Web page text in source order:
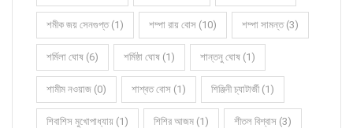
শমীক জয় সেনগুপ্ত (1) শম্পা রায় বোস (10) শম্পা সামন্ত (3)
শর্মিলা ঘোষ (6) শর্মিষ্ঠা ঘোষ (1) শান্তনু ঘোষ (1)
শামীম নওয়াজ (0) শাশ্বত বোস (1) শিঞ্জিনী চ্যাটার্জী (1)
শিবাশিস মুখোপাধ্যায় (1) শিশির আজম (1) শীতল বিশ্বাস (3)